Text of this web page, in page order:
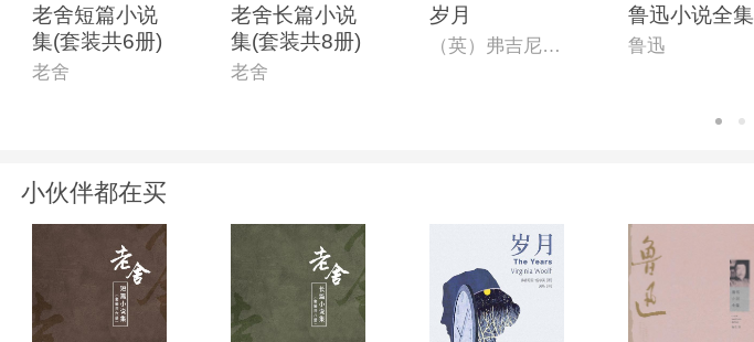
老舍短篇小说
集(套装共6册)
老舍
老舍长篇小说
集(套装共8册)
老舍
岁月
（英）弗吉尼亚·伍尔夫
鲁迅小说全集
鲁迅
小伙伴都在买